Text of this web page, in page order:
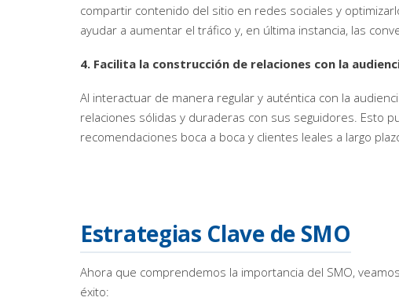
compartir contenido del sitio en redes sociales y
ayudar a aumentar el tráfico y, en última instancia, las
4. Facilita la construcción de relaciones con la
Al interactuar de manera regular y auténtica con la
relaciones sólidas y duraderas con sus seguidores. Esto
recomendaciones boca a boca y clientes leales a largo
Estrategias Clave de SMO
Ahora que comprendemos la importancia del SMO,
éxito: